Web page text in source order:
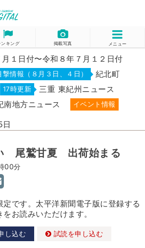
ンキング 掲載写真 メニュー
１日付〜令和８年７月１２日付
撃情報（８月３日、４日） 紀北町
17時更新 三重 東紀州ニュース
南地方ニュース イベント情報
日
尾鷲甘夏 出荷始まる
00分
定です。太平洋新聞電子版に登録する
をお読みいただけます。
し込む 試読を申し込む